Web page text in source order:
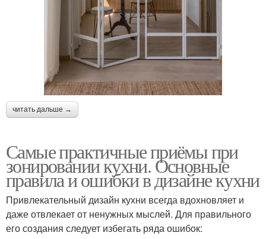
читать дальше →
Самые практичные приёмы при
зонировании кухни. Основные
правила и ошибки в дизайне кухни
Привлекательный дизайн кухни всегда вдохновляет и
даже отвлекает от ненужных мыслей. Для правильного
его создания следует избегать ряда ошибок: